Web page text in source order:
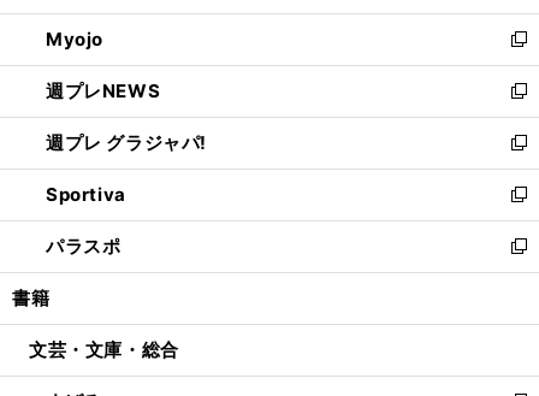
開
く
ウ
で
開
く
ン
ド
ウ
で
開
く
ウ
ィ
ン
ド
ウ
で
開
く
Myojo
新
し
い
ウ
ィ
ン
ド
ウ
で
開
週プレNEWS
新
し
い
ウ
ィ
ン
ド
ウ
開
週プレ グラジャパ!
新
し
い
ウ
ィ
ン
ウ
開
Sportiva
新
し
い
ウ
ン
ウ
パラスポ
新
し
ウ
ン
書籍
文芸・文庫・総合